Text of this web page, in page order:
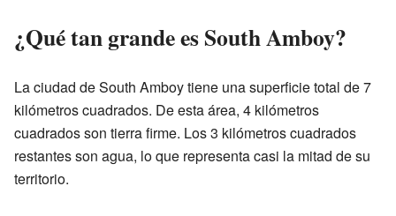
¿Qué tan grande es South Amboy?
La ciudad de South Amboy tiene una superficie total de 7
kilómetros cuadrados. De esta área, 4 kilómetros
cuadrados son tierra firme. Los 3 kilómetros cuadrados
restantes son agua, lo que representa casi la mitad de su
territorio.